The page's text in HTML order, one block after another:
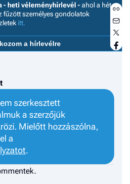
- heti véleményhírlevél -ahol a hét
fűzött személyes gondolatok
itt.
a hírlevélre
szerkesztett
a szerzőjük
Mielőtt hozzászólna,
a
.